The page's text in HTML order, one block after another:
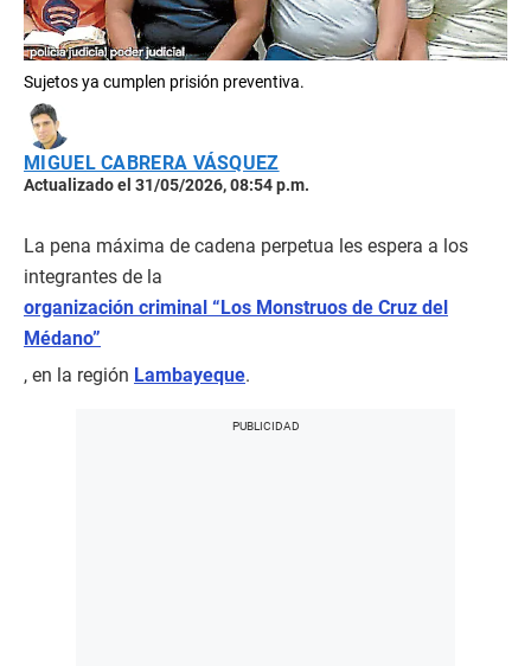
Sujetos ya cumplen prisión preventiva.
MIGUEL CABRERA VÁSQUEZ
Actualizado el 31/05/2026, 08:54 p.m.
La pena máxima de cadena perpetua les espera a los
integrantes de la
organización criminal “Los Monstruos de Cruz del
Médano”
, en la región Lambayeque.